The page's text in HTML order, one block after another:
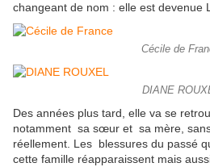
changeant de nom : elle est devenue
Cécile de
DIANE
Des années plus tard, elle va se
notamment sa sœur et sa mère,
réellement. Les blessures du passé
cette famille réapparaissent mais